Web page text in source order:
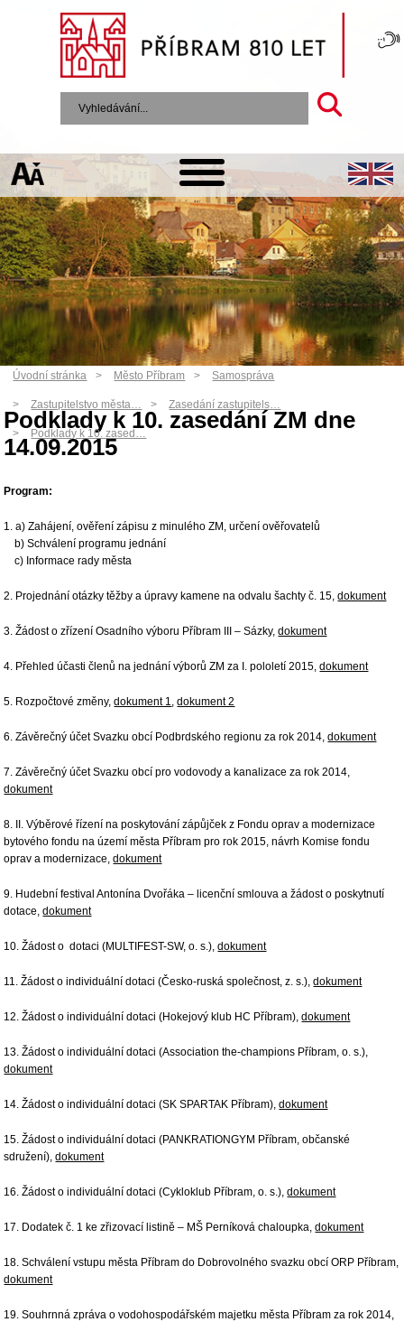
Úvodní stránka Město Příbram Samospráva
Zastupitelstvo města… Zasedání zastupitels…
Podklady k 10. zased…
Podklady k 10. zasedání ZM dne
14.09.2015
Program:
1. a) Zahájení, ověření zápisu z minulého ZM, určení ověřovatelů
b) Schválení programu jednání
c) Informace rady města
2. Projednání otázky těžby a úpravy kamene na odvalu šachty č. 15,dokument
3. Žádost o zřízení Osadního výboru Příbram III – Sázky,dokument
4. Přehled účasti členů na jednání výborů ZM za I. pololetí 2015,dokument
5. Rozpočtové změny,dokument 1,dokument 2
6. Závěrečný účet Svazku obcí Podbrdského regionu za rok 2014,dokument
7. Závěrečný účet Svazku obcí pro vodovody a kanalizace za rok 2014,
dokument
8. II. Výběrové řízení na poskytování zápůjček z Fondu oprav a modernizace
bytového fondu na území města Příbram pro rok 2015, návrh Komise fondu
oprav a modernizace,dokument
9. Hudební festival Antonína Dvořáka – licenční smlouva a žádost o poskytnutí
dotace,dokument
10. Žádost o dotaci (MULTIFEST-SW, o. s.),dokument
11. Žádost o individuální dotaci (Česko-ruská společnost, z. s.),dokument
12. Žádost o individuální dotaci (Hokejový klub HC Příbram),dokument
13. Žádost o individuální dotaci (Association the-champions Příbram, o. s.),
dokument
14. Žádost o individuální dotaci (SK SPARTAK Příbram),dokument
15. Žádost o individuální dotaci (PANKRATIONGYM Příbram, občanské
sdružení),dokument
16. Žádost o individuální dotaci (Cykloklub Příbram, o. s.),dokument
17. Dodatek č. 1 ke zřizovací listině – MŠ Perníková chaloupka,dokument
18. Schválení vstupu města Příbram do Dobrovolného svazku obcí ORP Příbram,
dokument
19. Souhrnná zpráva o vodohospodářském majetku města Příbram za rok 2014,